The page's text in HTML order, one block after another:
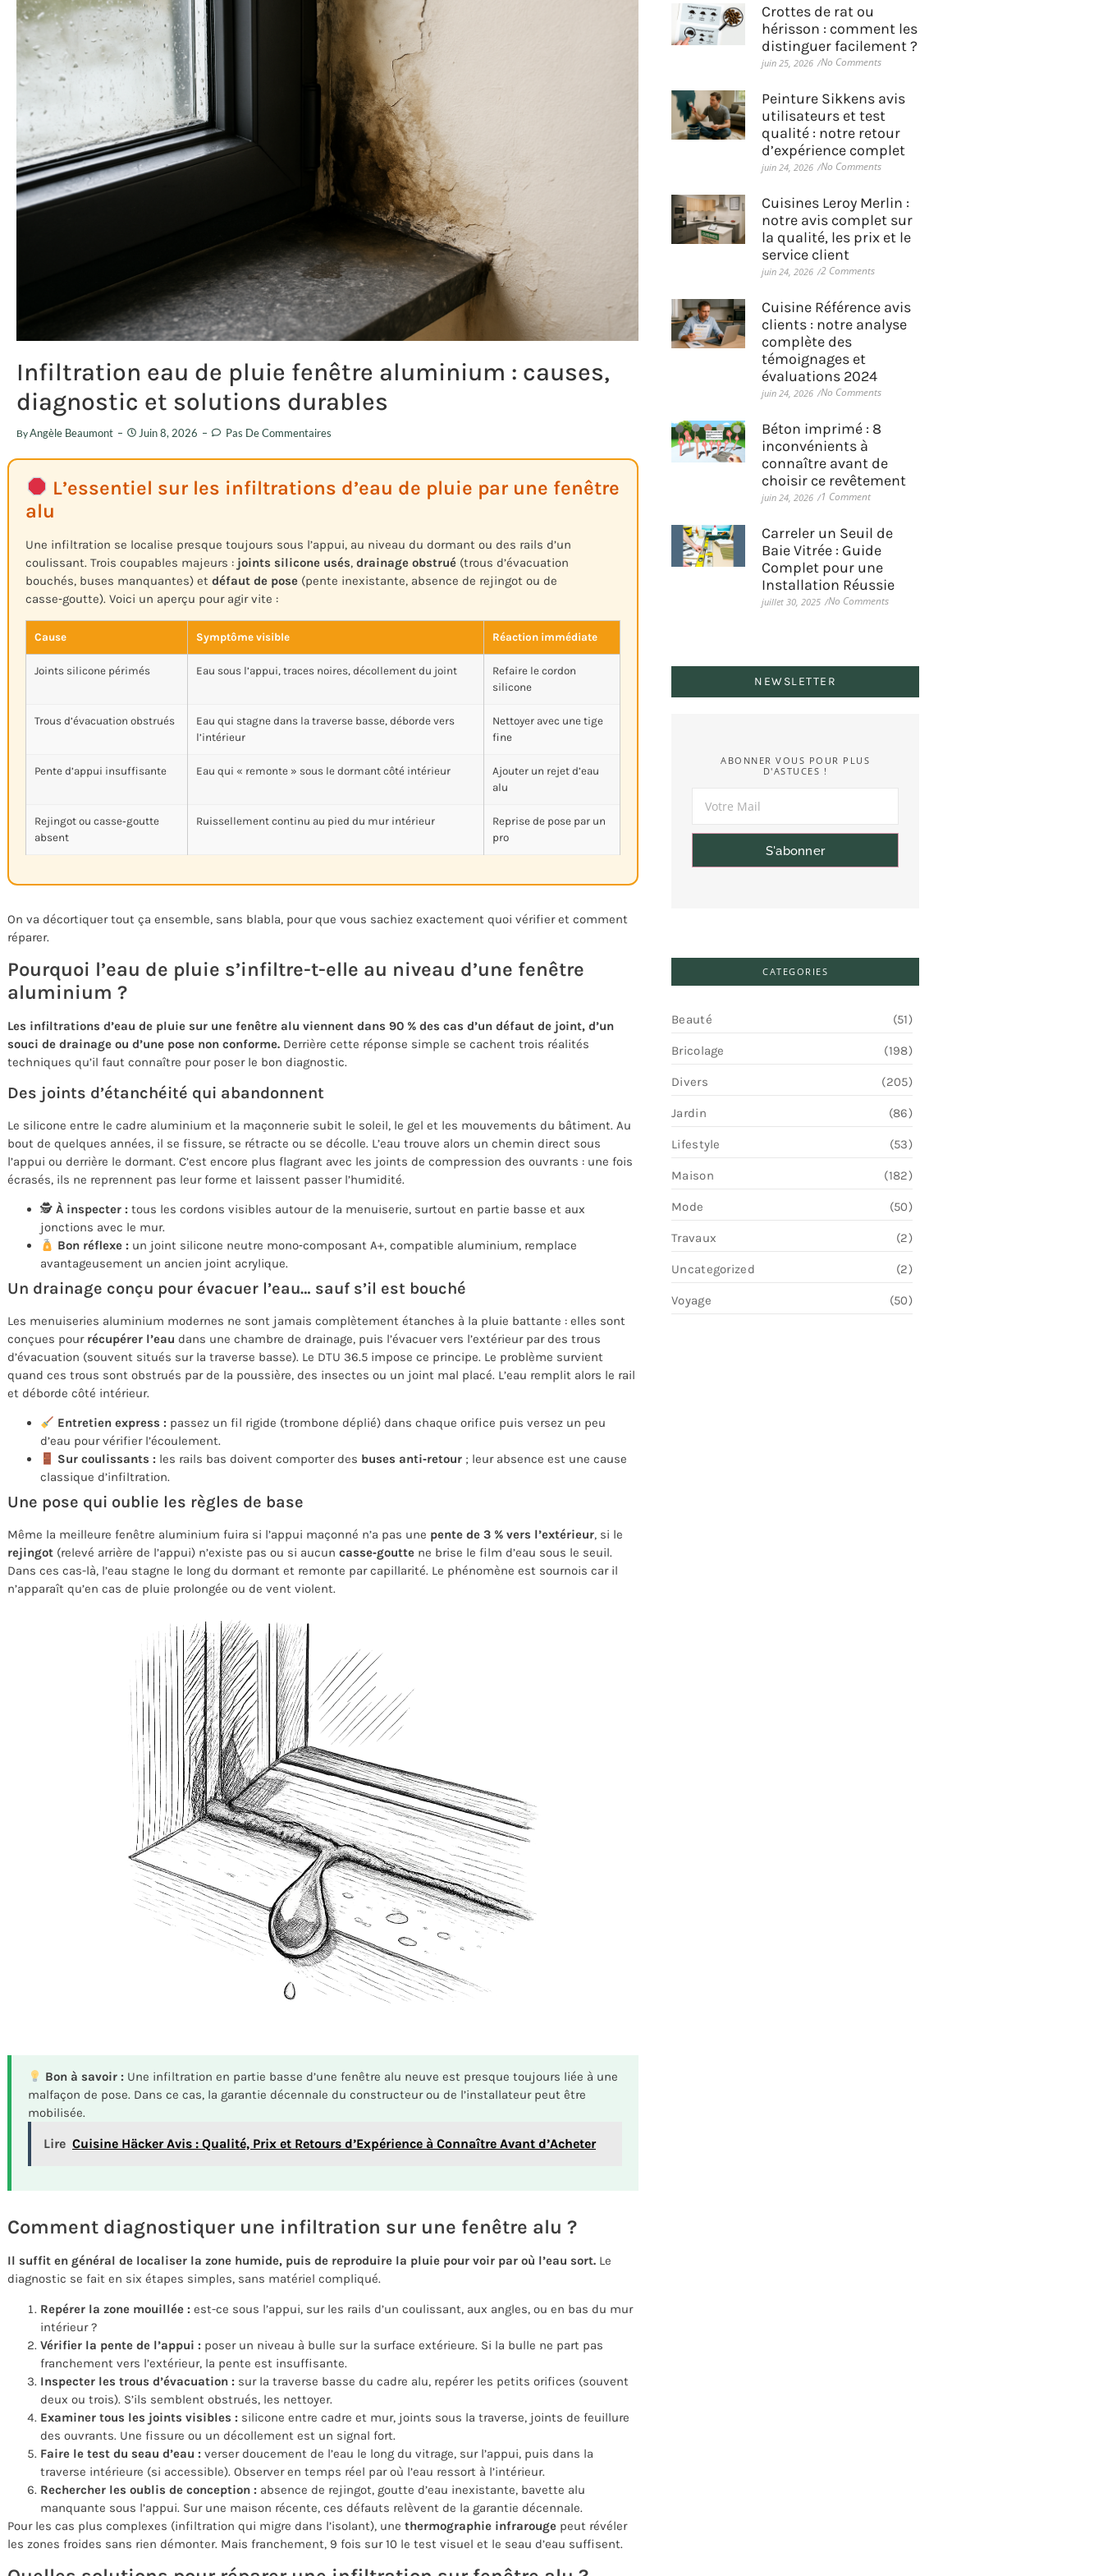
Infiltration eau de pluie fenêtre aluminium : causes,
diagnostic et solutions durables
ByAngèle Beaumont Juin 8, 2026 Pas De Commentaires
L’essentiel sur les infiltrations d’eau de pluie par une fenêtre
alu
Une infiltration se localise presque toujours sous l’appui, au niveau du dormant ou des rails d’un
coulissant. Trois coupables majeurs : joints silicone usés, drainage obstrué (trous d’évacuation
bouchés, buses manquantes) et défaut de pose (pente inexistante, absence de rejingot ou de
casse‑goutte). Voici un aperçu pour agir vite :
Cause Symptôme visible Réaction immédiate
Joints silicone périmés Eau sous l’appui, traces noires, décollement du joint
Refaire le cordon
silicone
Trous d’évacuation obstrués
Eau qui stagne dans la traverse basse, déborde vers
l’intérieur
Nettoyer avec une tige
fine
Pente d’appui insuffisante Eau qui « remonte » sous le dormant côté intérieur
Ajouter un rejet d’eau
alu
Rejingot ou casse‑goutte
absent
Ruissellement continu au pied du mur intérieur
Reprise de pose par un
pro
On va décortiquer tout ça ensemble, sans blabla, pour que vous sachiez exactement quoi vérifier et comment
réparer.
Pourquoi l’eau de pluie s’infiltre-t-elle au niveau d’une fenêtre
aluminium ?
Les infiltrations d’eau de pluie sur une fenêtre alu viennent dans 90 % des cas d’un défaut de joint, d’un
souci de drainage ou d’une pose non conforme. Derrière cette réponse simple se cachent trois réalités
techniques qu’il faut connaître pour poser le bon diagnostic.
Des joints d’étanchéité qui abandonnent
Le silicone entre le cadre aluminium et la maçonnerie subit le soleil, le gel et les mouvements du bâtiment. Au
bout de quelques années, il se fissure, se rétracte ou se décolle. L’eau trouve alors un chemin direct sous
l’appui ou derrière le dormant. C’est encore plus flagrant avec les joints de compression des ouvrants : une fois
écrasés, ils ne reprennent pas leur forme et laissent passer l’humidité.
🕵️ À inspecter : tous les cordons visibles autour de la menuiserie, surtout en partie basse et aux
jonctions avec le mur.
Bon réflexe : un joint silicone neutre mono‑composant A+, compatible aluminium, remplace
avantageusement un ancien joint acrylique.
Un drainage conçu pour évacuer l’eau… sauf s’il est bouché
Les menuiseries aluminium modernes ne sont jamais complètement étanches à la pluie battante : elles sont
conçues pour récupérer l’eau dans une chambre de drainage, puis l’évacuer vers l’extérieur par des trous
d’évacuation (souvent situés sur la traverse basse). Le DTU 36.5 impose ce principe. Le problème survient
quand ces trous sont obstrués par de la poussière, des insectes ou un joint mal placé. L’eau remplit alors le rail
et déborde côté intérieur.
Entretien express : passez un fil rigide (trombone déplié) dans chaque orifice puis versez un peu
d’eau pour vérifier l’écoulement.
Sur coulissants : les rails bas doivent comporter des buses anti‑retour ; leur absence est une cause
classique d’infiltration.
Une pose qui oublie les règles de base
Même la meilleure fenêtre aluminium fuira si l’appui maçonné n’a pas une pente de 3 % vers l’extérieur, si le
rejingot (relevé arrière de l’appui) n’existe pas ou si aucun casse‑goutte ne brise le film d’eau sous le seuil.
Dans ces cas-là, l’eau stagne le long du dormant et remonte par capillarité. Le phénomène est sournois car il
n’apparaît qu’en cas de pluie prolongée ou de vent violent.
Bon à savoir : Une infiltration en partie basse d’une fenêtre alu neuve est presque toujours liée à une
malfaçon de pose. Dans ce cas, la garantie décennale du constructeur ou de l’installateur peut être
mobilisée.
Lire Cuisine Häcker Avis : Qualité, Prix et Retours d’Expérience à Connaître Avant d’Acheter
Comment diagnostiquer une infiltration sur une fenêtre alu ?
Il suffit en général de localiser la zone humide, puis de reproduire la pluie pour voir par où l’eau sort. Le
diagnostic se fait en six étapes simples, sans matériel compliqué.
Repérer la zone mouillée : est-ce sous l’appui, sur les rails d’un coulissant, aux angles, ou en bas du mur
intérieur ?
Vérifier la pente de l’appui : poser un niveau à bulle sur la surface extérieure. Si la bulle ne part pas
franchement vers l’extérieur, la pente est insuffisante.
Inspecter les trous d’évacuation : sur la traverse basse du cadre alu, repérer les petits orifices (souvent
deux ou trois). S’ils semblent obstrués, les nettoyer.
Examiner tous les joints visibles : silicone entre cadre et mur, joints sous la traverse, joints de feuillure
des ouvrants. Une fissure ou un décollement est un signal fort.
Faire le test du seau d’eau : verser doucement de l’eau le long du vitrage, sur l’appui, puis dans la
traverse intérieure (si accessible). Observer en temps réel par où l’eau ressort à l’intérieur.
Rechercher les oublis de conception : absence de rejingot, goutte d’eau inexistante, bavette alu
manquante sous l’appui. Sur une maison récente, ces défauts relèvent de la garantie décennale.
Pour les cas plus complexes (infiltration qui migre dans l’isolant), une thermographie infrarouge peut révéler
les zones froides sans rien démonter. Mais franchement, 9 fois sur 10 le test visuel et le seau d’eau suffisent.
Crottes de rat ou
hérisson : comment les
distinguer facilement ?
juin 25, 2026 /No Comments
Peinture Sikkens avis
utilisateurs et test
qualité : notre retour
d’expérience complet
juin 24, 2026 /No Comments
Cuisines Leroy Merlin :
notre avis complet sur
la qualité, les prix et le
service client
juin 24, 2026 /2 Comments
Cuisine Référence avis
clients : notre analyse
complète des
témoignages et
évaluations 2024
juin 24, 2026 /No Comments
Béton imprimé : 8
inconvénients à
connaître avant de
choisir ce revêtement
juin 24, 2026 /1 Comment
Carreler un Seuil de
Baie Vitrée : Guide
Complet pour une
Installation Réussie
juillet 30, 2025 /No Comments
NEWSLETTER
ABONNER VOUS POUR PLUS
D'ASTUCES !
S'abonner
CATEGORIES
Beauté (51)
Bricolage (198)
Divers (205)
Jardin (86)
Lifestyle (53)
Maison (182)
Mode (50)
Travaux (2)
Uncategorized (2)
Voyage (50)